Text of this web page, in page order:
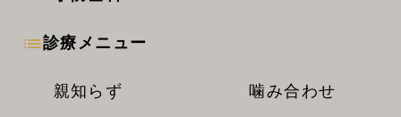
診療メニュー
親知らず
噛み合わせ